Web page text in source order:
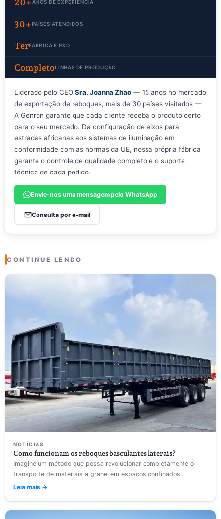
20+ANOS DE EXPERIÊNCIA
30+PAÍSES ATENDIDOS
TerFÁBRICA E P&D
CompletoLINHAS DE PRODUÇÃO
Liderado pelo CEO Sra. Joanna Zhao — 15 anos no mercado
de exportação de reboques, mais de 30 países visitados —
A Genron garante que cada cliente receba o produto certo
para o seu mercado. Da configuração de eixos para
estradas africanas aos sistemas de iluminação em
conformidade com as normas da UE, nossa própria fábrica
garante o controle de qualidade completo e o suporte
técnico de cada pedido.
Envie-nos uma mensagem pelo WhatsApp
Consulta por e-mail
CONTINUE LENDO
NOTÍCIAS
Como funcionam os reboques basculantes laterais?
Imagine um método que possa revolucionar completamente o
transporte de materiais a granel em espaços confinados...
Leia mais →